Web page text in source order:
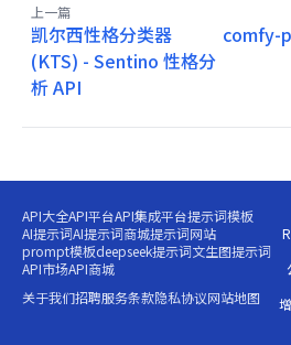
上一篇
凯尔西性格分类器
(KTS) - Sentino 性格分
析 API
comfy-
API大全API平台API集成平台提示词模板
AI提示词AI提示词商城提示词网站
prompt模板deepseek提示词文生图提示词
API市场API商城
关于我们招聘服务条款隐私协议网站地图